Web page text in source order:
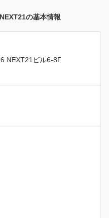
の基本情報
NEXT21ビル6-8F